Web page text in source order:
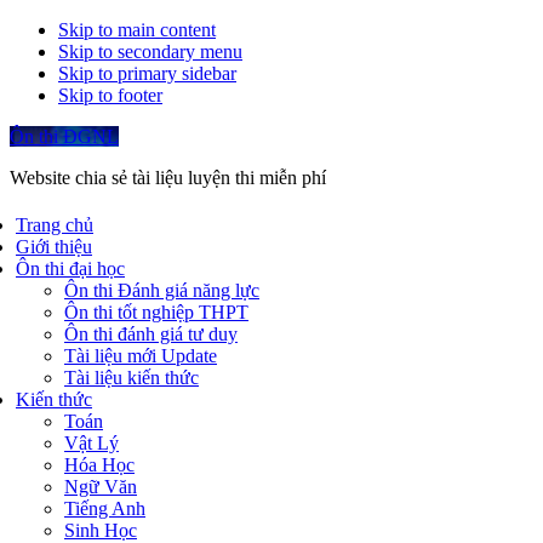
Skip to main content
Skip to secondary menu
Skip to primary sidebar
Skip to footer
Ôn thi ĐGNL
Website chia sẻ tài liệu luyện thi miễn phí
Trang chủ
Giới thiệu
Ôn thi đại học
Ôn thi Đánh giá năng lực
Ôn thi tốt nghiệp THPT
Ôn thi đánh giá tư duy
Tài liệu mới Update
Tài liệu kiến thức
Kiến thức
Toán
Vật Lý
Hóa Học
Ngữ Văn
Tiếng Anh
Sinh Học